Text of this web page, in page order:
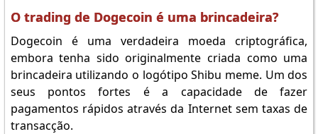
O trading de Dogecoin é uma brincadeira?
Dogecoin é uma verdadeira moeda criptográfica,
embora tenha sido originalmente criada como uma
brincadeira utilizando o logótipo Shibu meme. Um dos
seus pontos fortes é a capacidade de fazer
pagamentos rápidos através da Internet sem taxas de
transacção.